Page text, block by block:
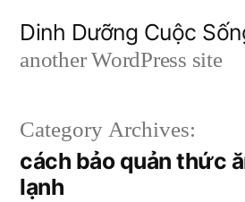
Dinh Dưỡng Cuộc
another WordPress site
Category Archives:
cách bảo quản thức
lạnh